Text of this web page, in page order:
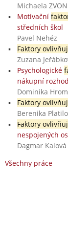
Michaela
Motivační
středních škol
Pavel Nehéz
Faktory
Zuzana
Psychologické
nákupní
Dominika
Faktory
Berenika
Faktory
nespojených
Dagmar Kalová
Všechny práce